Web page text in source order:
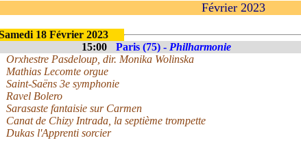
Février 2023
18 Février 2023
15:00
Paris (75) - Philharmonie
Orxhestre Pasdeloup, dir. Monika Wolinska
Mathias Lecomte orgue
Saint-Saëns 3e symphonie
Ravel Bolero
Sarasaste fantaisie sur Carmen
Canat de Chizy Intrada, la septième trompette
Dukas l'Apprenti sorcier